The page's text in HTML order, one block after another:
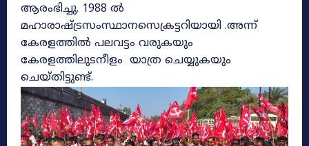
ആരംഭിച്ചു. 1988 ൽ
മഹാരാഷ്ട്രസംസ്ഥാനസെക്രട്ടറിയായി .അന്ന്
കേരളത്തിൽ പലവട്ടം വരുകയും
കേരളത്തിലുടനീളം യാത്ര ചെയ്യുകയും
ചെയ്തിട്ടുണ്ട്.